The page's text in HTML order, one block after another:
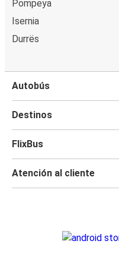
Pompeya
Isernia
Durrës
Autobús
Destinos
FlixBus
Atención al cliente